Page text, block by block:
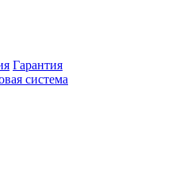
Гарантия
система